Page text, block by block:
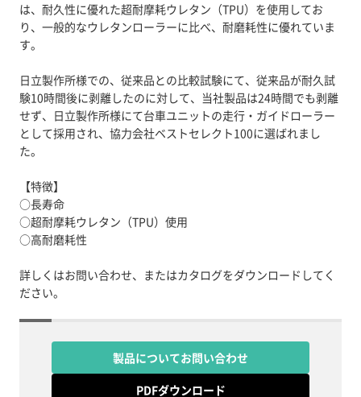
は、耐久性に優れた超耐摩耗ウレタン（TPU）を使用してお
り、一般的なウレタンローラーに比べ、耐磨耗性に優れていま
す。
日立製作所様での、従来品との比較試験にて、従来品が耐久試
験10時間後に剥離したのに対して、当社製品は24時間でも剥離
せず、日立製作所様にて台車ユニットの走行・ガイドローラー
として採用され、協力会社ベストセレクト100に選ばれまし
た。
【特徴】
○長寿命
○超耐摩耗ウレタン（TPU）使用
○高耐磨耗性
詳しくはお問い合わせ、またはカタログをダウンロードしてく
ださい。
製品についてお問い合わせ
PDFダウンロード